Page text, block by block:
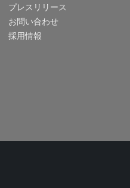
プレスリリース
お問い合わせ
採用情報